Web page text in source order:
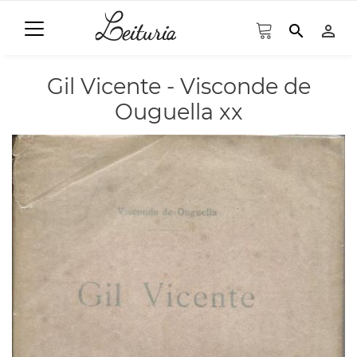
search person_outline
Gil Vicente - Visconde de
Ouguella xx